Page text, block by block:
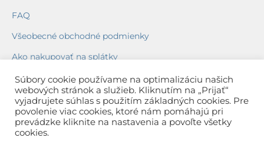
FAQ
Všeobecné obchodné podmienky
Ako nakupovať na splátky
Ochrana osobných údajov
Reklamačný poriadok
Spôsob a cena dopravy
Súbory cookie používame na optimalizáciu našich
webových stránok a služieb. Kliknutím na „Prijať“
vyjadrujete súhlas s použitím základných cookies. Pre
povolenie viac cookies, ktoré nám pomáhajú pri
prevádzke kliknite na nastavenia a povoľte všetky
cookies.